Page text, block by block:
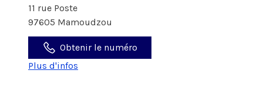
11 rue Poste
97605 Mamoudzou
Obtenir le numéro
Plus d'infos